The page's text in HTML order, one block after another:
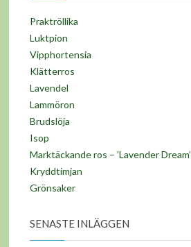
Praktröllika
Luktpion
Vipphortensia
Klätterros
Lavendel
Lammöron
Brudslöja
Isop
Marktäckande ros – ’Lavender Dream’
Kryddtimjan
Grönsaker
SENASTE INLÄGGEN